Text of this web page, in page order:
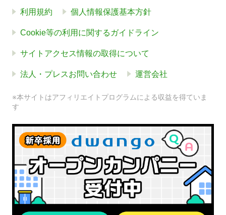
利用規約 個人情報保護基本方針
Cookie等の利用に関するガイドライン
サイトアクセス情報の取得について
法人・プレスお問い合わせ 運営会社
※本サイトはアフィリエイトプログラムによる収益を得ていま
す